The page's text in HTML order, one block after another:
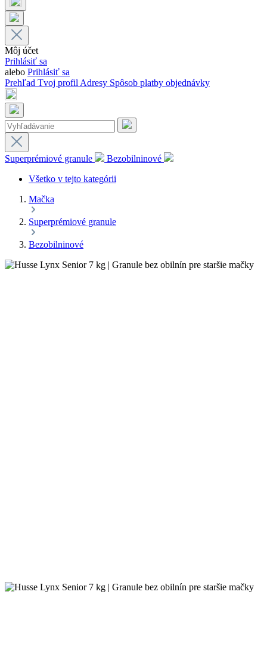
Môj účet
Prihlásiť sa
alebo Prihlásiť sa
Prehľad Tvoj profilAdresy Spôsob platby objednávky
Superprémiové granule
Bezobilninové
Všetko v tejto kategórii
Mačka
Superprémiové granule
Bezobilninové